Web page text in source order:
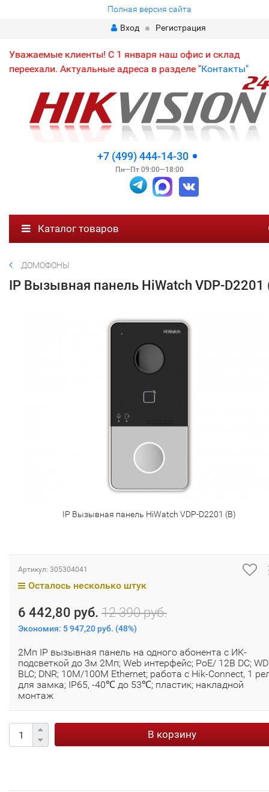
Полная версия сайта
Вход
Регистрация
Уважаемые клиенты! С 1 января наш офис и склад
переехали. Актуальные адреса в разделе "Контакты"
+7 (499) 444-14-30
Пн—Пт 09:00—18:00
Каталог товаров
ДОМОФОНЫ
IP Вызывная панель HiWatch VDP-D2201
IP Вызывная панель HiWatch VDP-D2201 (B)
Артикул: 305304041
Осталось несколько штук
6 442,80 руб. 12 390 руб.
Экономия: 5 947,20 руб. (48%)
2Мп IP вызывная панель на одного абонента с ИК-
подсветкой до 3м 2Мп; Web интерфейс; PoE/ 12В DC;
BLC; DNR; 10M/100M Ethernet; работа с Hik-Connect, 1
для замка; IP65, -40℃ до 53℃; пластик; накладной
монтаж
В корзину